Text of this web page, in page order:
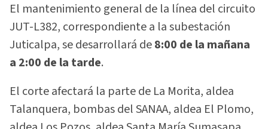
El mantenimiento general de la línea del circuito
JUT-L382, correspondiente a la subestación
Juticalpa, se desarrollará de8:00 de la mañana
a 2:00 de la tarde.
El corte afectará la parte de La Morita, aldea
Talanquera, bombas del SANAA, aldea El Plomo,